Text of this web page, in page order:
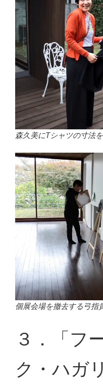
森久美にTシャツの寸法
個展会場を撤去する弓指
３．「フ
ク・ハガ